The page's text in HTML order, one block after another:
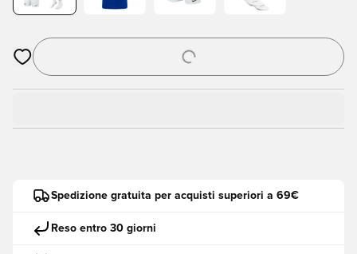
Apre una finestra modale per accedere o registrarsi come
Spedizione gratuita per acquisti superiori a 69€
Reso entro 30 giorni